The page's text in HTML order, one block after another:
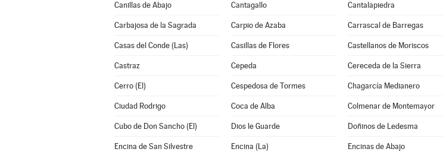
Canillas de Abajo Cantagallo Cantalapiedra
Carbajosa de la Sagrada Carpio de Azaba Carrascal de Barregas
Casas del Conde (Las) Casillas de Flores Castellanos de Moriscos
Castraz Cepeda Cereceda de la Sierra
Cerro (El) Cespedosa de Tormes Chagarcía Medianero
Ciudad Rodrigo Coca de Alba Colmenar de Montemayor
Cubo de Don Sancho (El) Dios le Guarde Doñinos de Ledesma
Encina de San Silvestre Encina (La) Encinas de Abajo